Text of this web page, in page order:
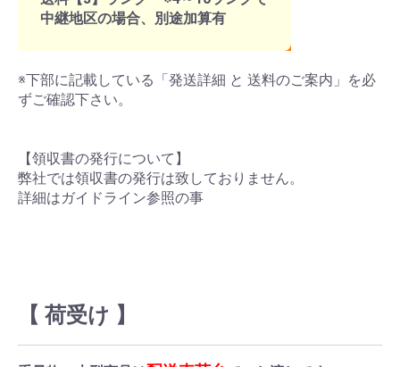
中継地区の場合、別途加算有
※下部に記載している「発送詳細 と 送料のご案内」を必
ずご確認下さい。
【領収書の発行について】
弊社では領収書の発行は致しておりません。
詳細はガイドライン参照の事
【 荷受け 】